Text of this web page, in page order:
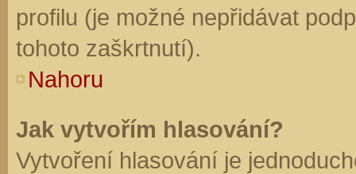
profilu (je možné nepřidávat
tohoto zaškrtnutí).
Nahoru
Jak vytvořím hlasování?
Vytvoření hlasování je